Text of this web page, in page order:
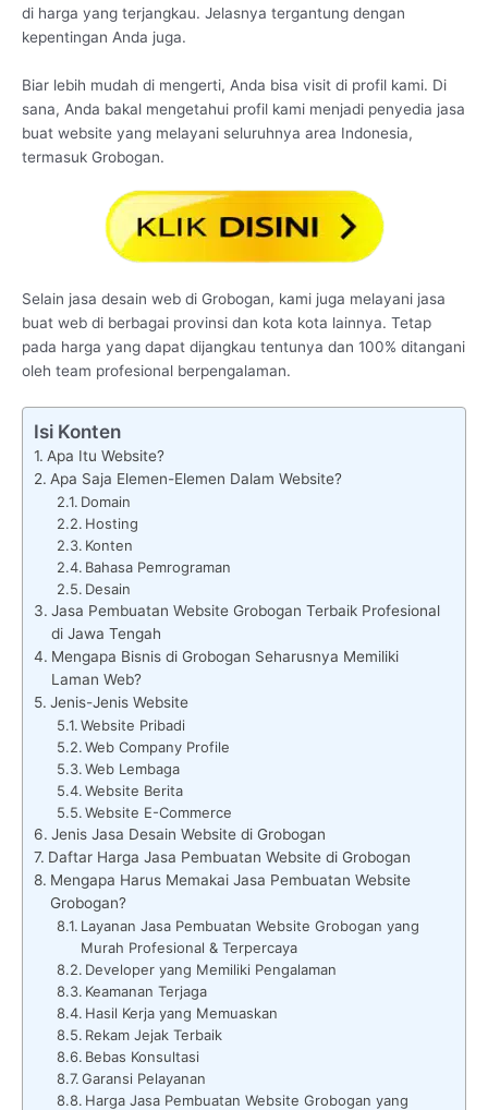
di harga yang terjangkau. Jelasnya tergantung dengan
kepentingan Anda juga.
Biar lebih mudah di mengerti, Anda bisa visit di profil kami. Di
sana, Anda bakal mengetahui profil kami menjadi penyedia jasa
buat website yang melayani seluruhnya area Indonesia,
termasuk Grobogan.
Selain jasa desain web di Grobogan, kami juga melayani jasa
buat web di berbagai provinsi dan kota kota lainnya. Tetap
pada harga yang dapat dijangkau tentunya dan 100% ditangani
oleh team profesional berpengalaman.
Isi Konten
Apa Itu Website?
Apa Saja Elemen-Elemen Dalam Website?
Domain
Hosting
Konten
Bahasa Pemrograman
Desain
Jasa Pembuatan Website Grobogan Terbaik Profesional
di Jawa Tengah
Mengapa Bisnis di Grobogan Seharusnya Memiliki
Laman Web?
Jenis-Jenis Website
Website Pribadi
Web Company Profile
Web Lembaga
Website Berita
Website E-Commerce
Jenis Jasa Desain Website di Grobogan
Daftar Harga Jasa Pembuatan Website di Grobogan
Mengapa Harus Memakai Jasa Pembuatan Website
Grobogan?
Layanan Jasa Pembuatan Website Grobogan yang
Murah Profesional & Terpercaya
Developer yang Memiliki Pengalaman
Keamanan Terjaga
Hasil Kerja yang Memuaskan
Rekam Jejak Terbaik
Bebas Konsultasi
Garansi Pelayanan
Harga Jasa Pembuatan Website Grobogan yang